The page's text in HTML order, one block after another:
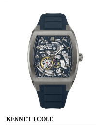
KENNETH COLE